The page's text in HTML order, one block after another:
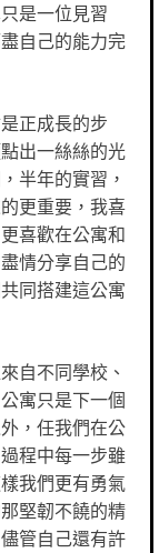
是一位見習
自己的能力完
正成長的步
出一絲絲的光
半年的實習，
更重要，我喜
喜歡在公寓和
情分享自己的
同搭建這公寓
自不同學校、
寓只是下一個
，任我們在公
程中每一步雖
我們更有勇氣
堅韌不饒的精
管自己還有許